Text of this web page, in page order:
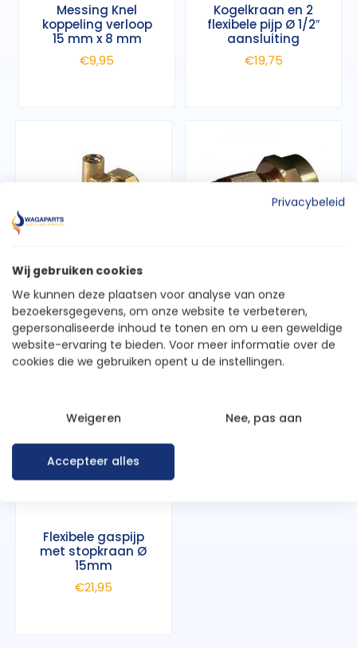
Messing Knel
koppeling verloop
15 mm x 8 mm
€9,95
Kogelkraan en 2
flexibele pijp Ø 1/2″
aansluiting
€19,75
Messing
knelkoppeling
recht met aftap
15
€16,95
binnendraad ½ x
12 mm
€4,95
Flexibele gaspijp
met stopkraan Ø
15mm
€21,95
Privacybeleid
Wij gebruiken cookies
We kunnen deze plaatsen voor analyse van onze
bezoekersgegevens, om onze website te verbeteren,
gepersonaliseerde inhoud te tonen en om u een geweldige
website-ervaring te bieden. Voor meer informatie over de
cookies die we gebruiken opent u de instellingen.
Weigeren Nee, pas aan
Accepteer alles